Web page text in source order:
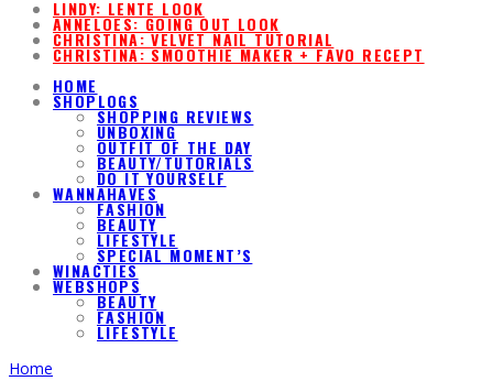
LINDY: LENTE LOOK
ANNELOES: GOING OUT LOOK
CHRISTINA: VELVET NAIL TUTORIAL
CHRISTINA: SMOOTHIE MAKER + FAVO RECEPT
HOME
SHOPLOGS
SHOPPING REVIEWS
UNBOXING
OUTFIT OF THE DAY
BEAUTY/TUTORIALS
DO IT YOURSELF
WANNAHAVES
FASHION
BEAUTY
LIFESTYLE
SPECIAL MOMENT’S
WINACTIES
WEBSHOPS
BEAUTY
FASHION
LIFESTYLE
Home